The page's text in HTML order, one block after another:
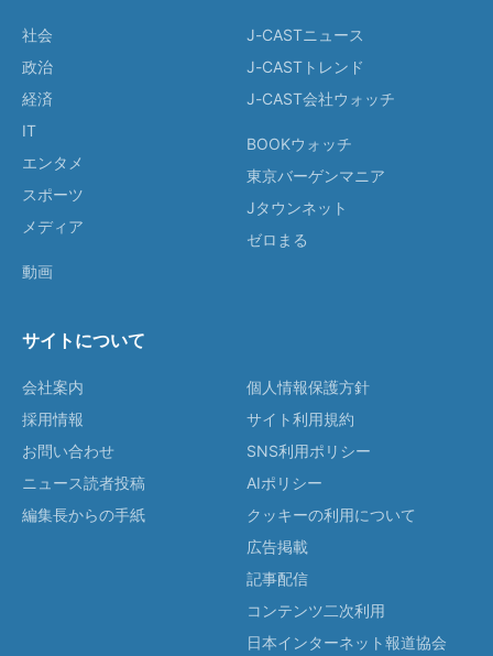
社会
政治
経済
IT
エンタメ
スポーツ
メディア
動画
J-CASTニュース
J-CASTトレンド
J-CAST会社ウォッチ
BOOKウォッチ
東京バーゲンマニア
Jタウンネット
ゼロまる
サイトについて
会社案内
採用情報
お問い合わせ
ニュース読者投稿
編集長からの手紙
個人情報保護方針
サイト利用規約
SNS利用ポリシー
AIポリシー
クッキーの利用について
広告掲載
記事配信
コンテンツ二次利用
日本インターネット報道協会